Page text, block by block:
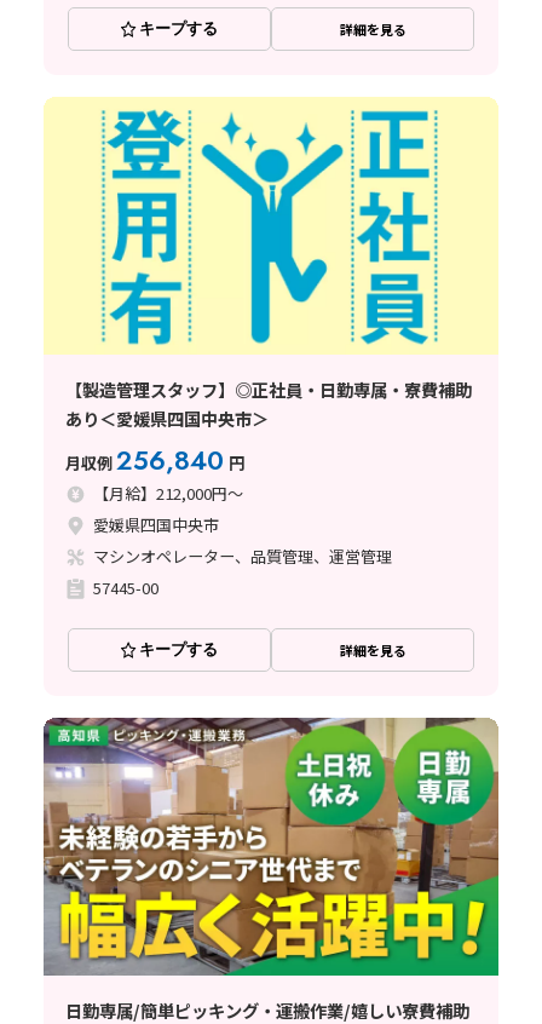
キープする 詳細を見る
【製造管理スタッフ】◎正社員・日勤専属・寮費補助
あり＜愛媛県四国中央市＞
月収例256,840 円
【月給】212,000円～
愛媛県四国中央市
マシンオペレーター、品質管理、運営管理
57445-00
キープする 詳細を見る
日勤専属/簡単ピッキング・運搬作業/嬉しい寮費補助